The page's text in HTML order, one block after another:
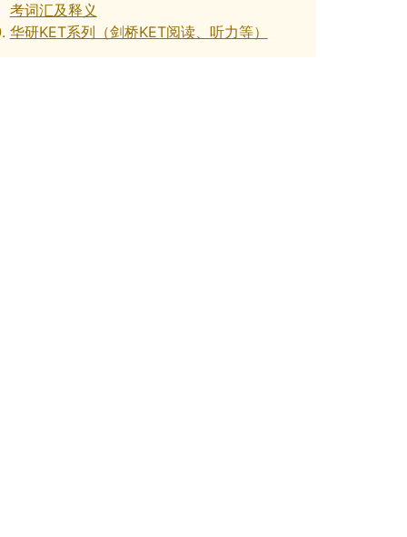
考词汇及释义
华研KET系列（剑桥KET阅读、听力等）